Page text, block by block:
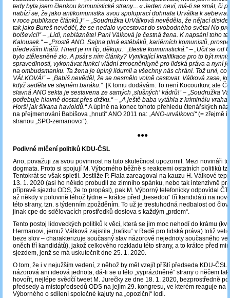
tedy byla jsem členkou komunistické strany…« Jeden neví, má-li se smát, či
nabízí se, že jako antikomunistka svou spoluprací dohnala Urválka k
v roce publikace článků.)“ – „Soudružka UrVálková nevěděla, že nějací
tak jako Bureš nevěděl, že se nedalo vycestovat do svobodného světa! No
bolševici!“ – „Lidi, neblázněte! Paní Válková je čestná žena. K napsání toho
Kalousek.“ – „Prostě ANO. Sajtna plná estébáků, kariérních komunistů,
především lhářů. Hned je mi líp, děkuju.“ „Bestie komunistická.“ – „Učit se od
bylo ztělesněné zlo. A psát s ním články? Vynikající kvalifikace pro to být
spravedlnosti, vykonávat funkci vládní zmocněnkyně pro lidská práva a nyní
na ombudsmanku. Ta žena je úplný lidumil a všechny nás chrání. Tož urvi, co
VÁLKOVÁ!“ – „Babiš nevěděl, že se nesmělo volně cestovat. Válková zase,
když seděla ve stejném baráku.“ [K tomu dodávám: To není Kocourkov, ale
slavná ANO sekta je sestavena ze samých ‚slušných‘ kádrů!“ – „Soudružka
potřebuje hlavně dostat přes držku.“ – „A ještě baba vytáhla z kriminálu vraha
Horší jak šikana havloidů.“A úplně na konec tohoto přehledu čtenářských
na přejmenování Babišova „hnutí“ ANO 2011 na: „ANO-urválkovci“(= zřejmě
stranou „SPO-zemanovci“).
●●●
Podivné mlčení politiků KDU-ČSL
Ano, považuji za svou povinnost na tuto skutečnost upozornit. Mezi novináři
dogmata. Proto si spojují M. Výborného běžně s reakcemi ostatních politiků
Tentokrát se však spletli. Jestliže P. Fiala zareagoval na kauzu H. Válkové
13. 1. 2020 (asi ho někdo probudil ze zimního spánku, nebo tak intenzivně
přípravě sjezdu ODS, že to propásl), pak M. Výborný telefonicky odpovídal ČT
až někdy v polovině téhož týdne – krátce před „besedou“ tří kandidátů na
této strany, tzn. s týdenním zpožděním. To už je trestuhodná nedbalost od
jinak cpe do sdělovacích prostředků doslova s každým „prdem“.
Tento postoj lidoveckých politiků k věci, která se jim moc nehodí do krámu
Hermanovi, jemuž Válková zajistila „trafiku“ v Radě pro lidská práva) totiž
beze slov – charakterizuje současný stav názorové nejednoty současného
oněch tří kandidátů), jakož celkového rozkladu této strany, a to krátce před
sjezdem, jenž se má uskutečnit dne 25. 1. 2020.
O tom, že i v nejužším vedení, z něhož by měl vzejít příští předseda KDU-
názorová ani ideová jednota, dá-li se u této „vyprázdněné“ strany o něčem
hovořit, nejlépe svědčí tweet M. Jurečky ze dne 18. 1. 2020, bezprostředně
předsedy a místopředsedů ODS na jejím 29. kongresu, ve kterém reaguje na
Výborného o sdílení společné kajuty na „opoziční“ lodi.